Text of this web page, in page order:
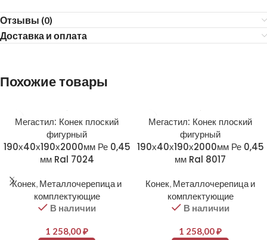
Отзывы (0)
Доставка и оплата
Похожие товары
Мегастил: Конек плоский
фигурный
190х40х190х2000мм Ре 0,45
мм Ral 7024
Конек, Металлочерепица и
комплектующие
В наличии
1 258,00₽
Мегастил: Конек плоский
фигурный
190х40х190х2000мм Ре 0,45
мм Ral 8017
Конек, Металлочерепица и
комплектующие
В наличии
1 258,00₽